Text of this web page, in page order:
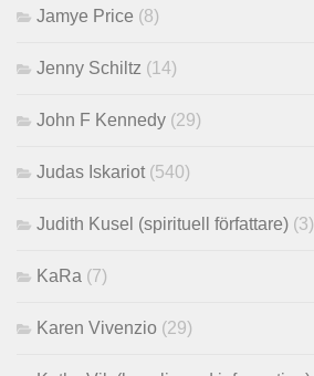
Jamye Price (8)
Jenny Schiltz (14)
John F Kennedy (29)
Judas Iskariot(540)
Judith Kusel (spirituell författare) (3)
KaRa (7)
Karen Vivenzio (29)